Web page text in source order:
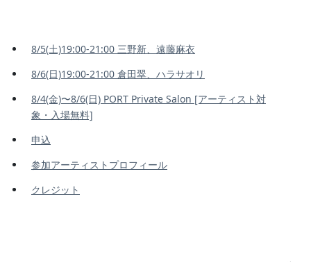
8/5(土)19:00-21:00 三野新、遠藤麻衣
8/6(日)19:00-21:00 倉田翠、ハラサオリ
8/4(金)〜8/6(日) PORT Private Salon [アーティスト対
象・入場無料]
申込
参加アーティストプロフィール
クレジット